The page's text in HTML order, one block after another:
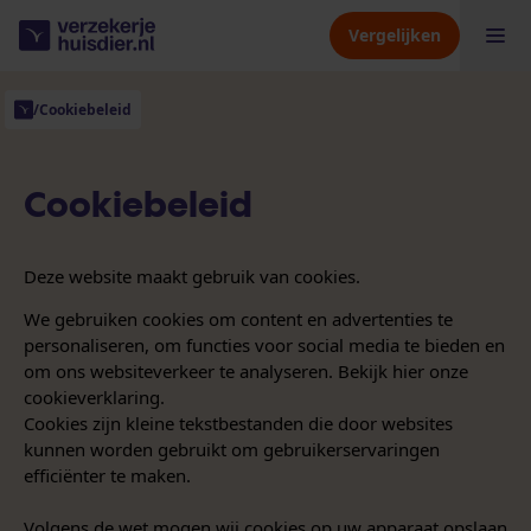
Vergelijken
/Cookiebeleid
Kattenverzekering
Dierenverzekering
Verzekeraars
Kennisbank
Over ons
Cookiebeleid
Deze website maakt gebruik van cookies.
We gebruiken cookies om content en advertenties te
personaliseren, om functies voor social media te bieden en
om ons websiteverkeer te analyseren. Bekijk hier onze
cookieverklaring.
Cookies zijn kleine tekstbestanden die door websites
kunnen worden gebruikt om gebruikerservaringen
efficiënter te maken.